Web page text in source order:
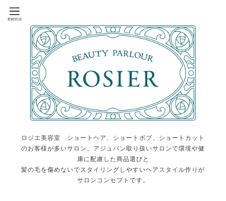
ロジエ美容室 ショートヘア、ショートボブ、ショートカット
のお客様が多いサロン。アジュバン取り扱いサロンで環境や健
康に配慮した商品選びと
髪の毛を傷めないでスタイリングしやすいヘアスタイル作りが
サロンコンセプトです。